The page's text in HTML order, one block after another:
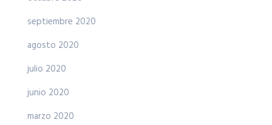
septiembre 2020
agosto 2020
julio 2020
junio 2020
marzo 2020